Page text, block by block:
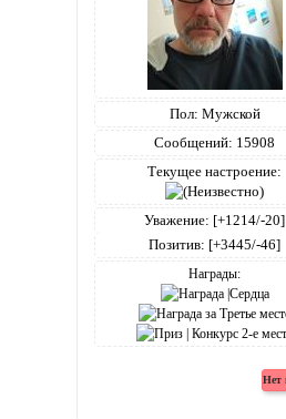
Пол: Мужской
Сообщений: 15908
Текущее настроение:
Уважение: [+1214/-20]
Позитив: [+3445/-46]
Награды: